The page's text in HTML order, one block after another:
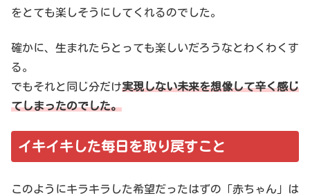
をとても楽しそうにしてくれるのでした。
確かに、生まれたらとっても楽しいだろうなとわくわくす
る。
でもそれと同じ分だけ実現しない未来を想像して辛く感じ
てしまったのでした。
イキイキした毎日を取り戻すこと
このようにキラキラした希望だったはずの「赤ちゃん」は